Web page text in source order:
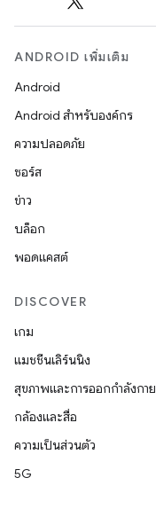
ANDROID เพิ่มเติม
Android
Android สำหรับองค์กร
ความปลอดภัย
ซอร์ส
ข่าว
บล็อก
พอดแคสต์
DISCOVER
เกม
แมชชีนเลิร์นนิง
สุขภาพและการออกกำลังกาย
กล้องและสื่อ
ความเป็นส่วนตัว
5G